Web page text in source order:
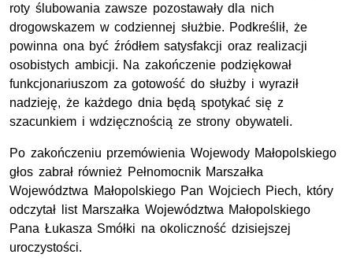
roty ślubowania zawsze pozostawały dla nich
drogowskazem w codziennej służbie. Podkreślił, że
powinna ona być źródłem satysfakcji oraz realizacji
osobistych ambicji. Na zakończenie podziękował
funkcjonariuszom za gotowość do służby i wyraził
nadzieję, że każdego dnia będą spotykać się z
szacunkiem i wdzięcznością ze strony obywateli.
Po zakończeniu przemówienia Wojewody Małopolskiego
głos zabrał również Pełnomocnik Marszałka
Województwa Małopolskiego Pan Wojciech Piech, który
odczytał list Marszałka Województwa Małopolskiego
Pana Łukasza Smółki na okoliczność dzisiejszej
uroczystości.